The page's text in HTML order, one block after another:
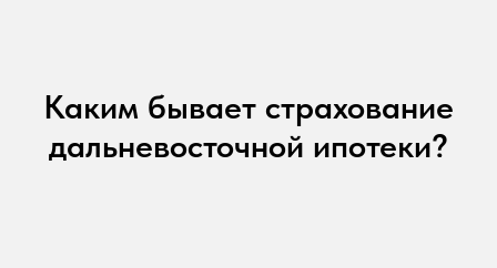
Каким бывает страхование
дальневосточной ипотеки?